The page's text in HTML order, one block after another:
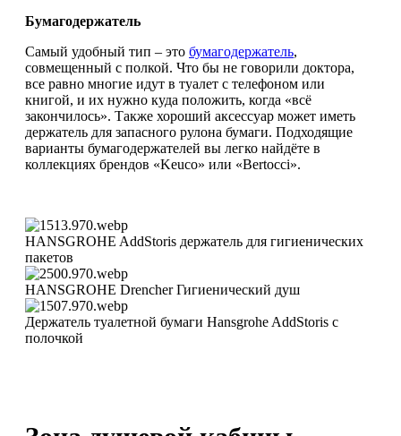
Бумагодержатель
Самый удобный тип – это бумагодержатель,
совмещенный с полкой. Что бы не говорили доктора,
все равно многие идут в туалет с телефоном или
книгой, и их нужно куда положить, когда «всё
закончилось». Также хороший аксессуар может иметь
держатель для запасного рулона бумаги. Подходящие
варианты бумагодержателей вы легко найдёте в
коллекциях брендов «Keuco» или «Bertocci».
HANSGROHE AddStoris держатель для гигиенических
пакетов
HANSGROHE Drencher Гигиенический душ
Держатель туалетной бумаги Hansgrohe AddStoris с
полочкой